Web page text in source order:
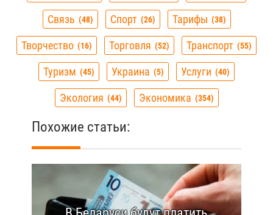
Связь 48 Спорт 26 Тарифы 38
Творчество 16 Торговля 52 Транспорт 55
Туризм 45 Украина 5 Услуги 40
Экология 44 Экономика 354
Похожие статьи: